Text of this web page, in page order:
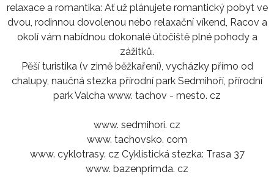
relaxace a romantika: Ať už plánujete romantický pobyt ve
dvou, rodinnou dovolenou nebo relaxační víkend, Racov a
okolí vám nabídnou dokonalé útočiště plné pohody a
zážitků.
Pěší turistika (v zimě běžkaření), vycházky přímo od
chalupy, naučná stezka přírodní park Sedmihoří, přírodní
park Valcha www. tachov - mesto. cz
www. sedmihori. cz
www. tachovsko. com
www. cyklotrasy. cz Cyklistická stezka: Trasa 37
www. bazenprimda. cz